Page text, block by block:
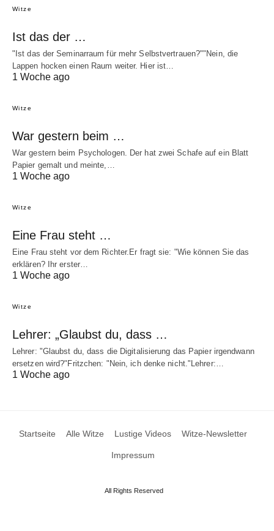
Witze
Ist das der …
"Ist das der Seminarraum für mehr Selbstvertrauen?""Nein, die
Lappen hocken einen Raum weiter. Hier ist…
1 Woche ago
Witze
War gestern beim …
War gestern beim Psychologen. Der hat zwei Schafe auf ein Blatt
Papier gemalt und meinte,…
1 Woche ago
Witze
Eine Frau steht …
Eine Frau steht vor dem Richter.Er fragt sie: "Wie können Sie das
erklären? Ihr erster…
1 Woche ago
Witze
Lehrer: „Glaubst du, dass …
Lehrer: "Glaubst du, dass die Digitalisierung das Papier irgendwann
ersetzen wird?"Fritzchen: "Nein, ich denke nicht."Lehrer:…
1 Woche ago
Startseite Alle Witze Lustige Videos Witze-Newsletter
Impressum
All Rights Reserved